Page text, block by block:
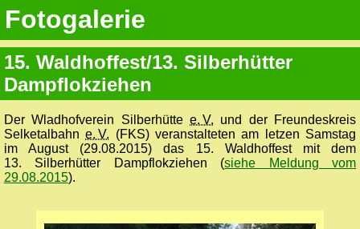
Fotogalerie
15. Waldhoffest/13. Silberhütter
Dampflokziehen
Der Wladhofverein Silberhütte e. V. und der Freundeskreis
Selketalbahne. V. (FKS) veranstalteten am letzen Samstag
im August (29.08.2015) das 15. Waldhoffest mit dem
13. Silberhütter Dampflokziehen (siehe Meldung vom
29.08.2015).